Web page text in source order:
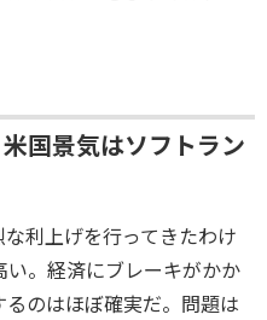
国景気はソフトラン
利上げを行ってきたわけ
。経済にブレーキがかか
のはほぼ確実だ。問題は